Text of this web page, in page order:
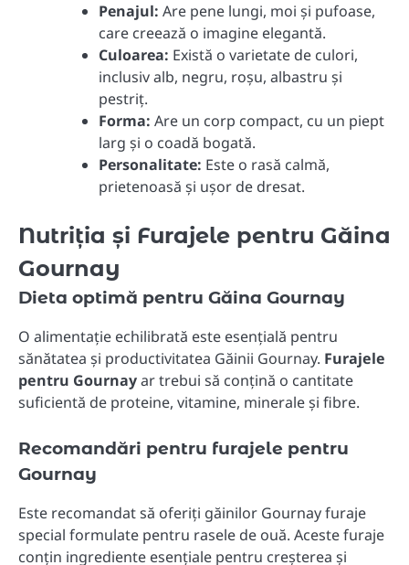
Penajul: Are pene lungi, moi și pufoase,
care creează o imagine elegantă.
Culoarea: Există o varietate de culori,
inclusiv alb, negru, roșu, albastru și
pestriț.
Forma: Are un corp compact, cu un piept
larg și o coadă bogată.
Personalitate: Este o rasă calmă,
prietenoasă și ușor de dresat.
Nutriția și Furajele pentru Găina
Gournay
Dieta optimă pentru Găina Gournay
O alimentație echilibrată este esențială pentru
sănătatea și productivitatea Găinii Gournay. Furajele
pentru Gournayar trebui să conțină o cantitate
suficientă de proteine, vitamine, minerale și fibre.
Recomandări pentru furajele pentru
Gournay
Este recomandat să oferiți găinilor Gournay furaje
special formulate pentru rasele de ouă. Aceste furaje
conțin ingrediente esențiale pentru creșterea și